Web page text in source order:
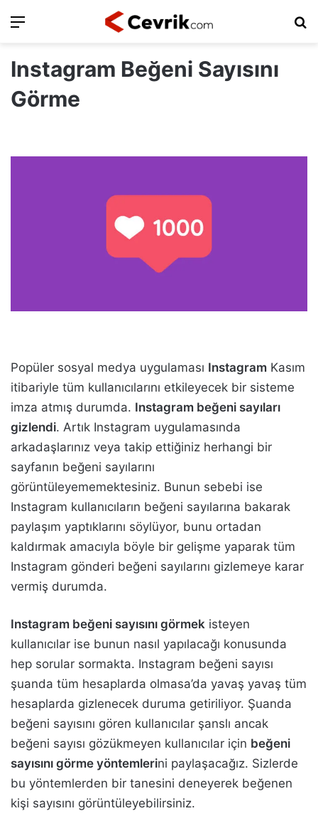
Ara
Instagram Beğeni Sayısını
Görme
Popüler sosyal medya uygulaması Instagram Kasım
itibariyle tüm kullanıcılarını etkileyecek bir sisteme
imza atmış durumda. Instagram beğeni sayıları
gizlendi. Artık Instagram uygulamasında
arkadaşlarınız veya takip ettiğiniz herhangi bir
sayfanın beğeni sayılarını
görüntüleyememektesiniz. Bunun sebebi ise
Instagram kullanıcıların beğeni sayılarına bakarak
paylaşım yaptıklarını söylüyor, bunu ortadan
kaldırmak amacıyla böyle bir gelişme yaparak tüm
Instagram gönderi beğeni sayılarını gizlemeye karar
vermiş durumda.
Instagram beğeni sayısını görmek isteyen
kullanıcılar ise bunun nasıl yapılacağı konusunda
hep sorular sormakta. Instagram beğeni sayısı
şuanda tüm hesaplarda olmasa’da yavaş yavaş tüm
hesaplarda gizlenecek duruma getiriliyor. Şuanda
beğeni sayısını gören kullanıcılar şanslı ancak
beğeni sayısı gözükmeyen kullanıcılar için beğeni
sayısını görme yöntemlerini paylaşacağız. Sizlerde
bu yöntemlerden bir tanesini deneyerek beğenen
kişi sayısını görüntüleyebilirsiniz.